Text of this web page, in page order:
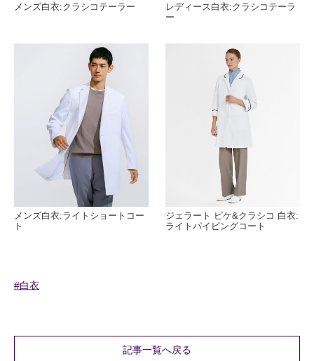
メンズ白衣:クラシコテーラー
レディース白衣:クラシコテーラ
ー
メンズ白衣:ライトショートコー
ト
ジェラート ピケ&クラシコ 白衣:
ライトパイピングコート
#白衣
記事一覧へ戻る